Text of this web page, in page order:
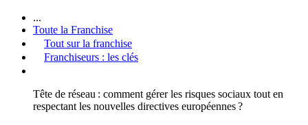
...
Toute la Franchise
Tout sur la franchise
Franchiseurs : les clés
Tête de réseau : comment gérer les risques sociaux tout en
respectant les nouvelles directives européennes ?